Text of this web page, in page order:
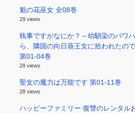
魁の花巫女 全08巻
29 views
執事ですがなにか？～幼馴染のパワ
ら、隣国の向日葵王女に拾われたの
第01-04巻
28 views
聖女の魔力は万能です 第01-11巻
28 views
ハッピーファミリー 復讐のレンタル